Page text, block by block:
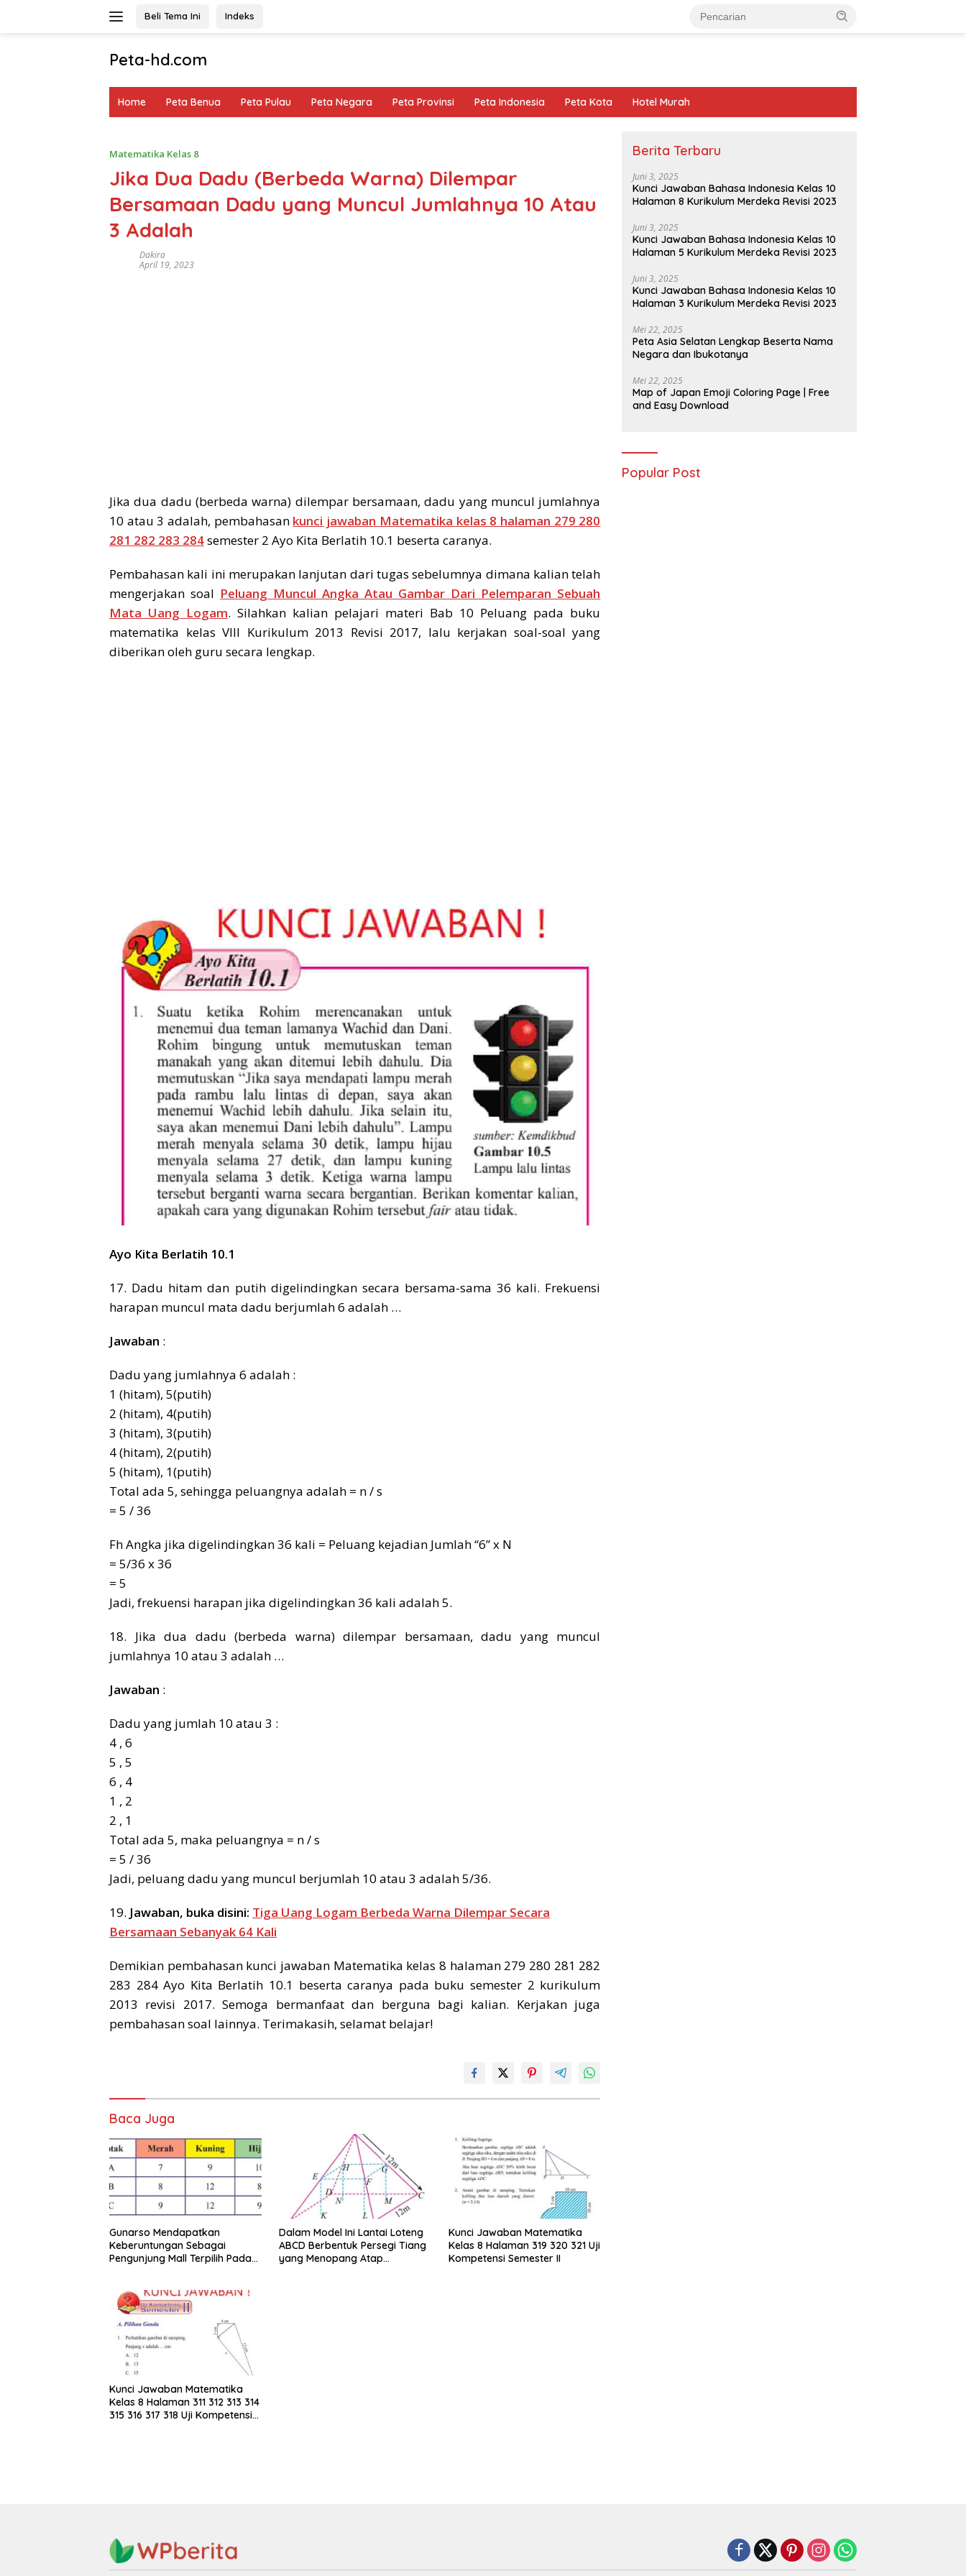
Beli Tema Ini Indeks
Peta-hd.com
Gambar
Home Peta Benua Peta Pulau Peta Negara Peta Provinsi Peta Indonesia Peta Kota Hotel Murah
Matematika Kelas 8
Jika Dua Dadu (Berbeda Warna) Dilempar
Bersamaan Dadu yang Muncul Jumlahnya 10 Atau
3 Adalah
Dakira
April 19, 2023
Jika dua dadu (berbeda warna) dilempar bersamaan, dadu yang muncul jumlahnya
10 atau 3 adalah, pembahasan kunci jawaban Matematika kelas 8 halaman 279 280
281 282 283 284semester 2 Ayo Kita Berlatih 10.1 beserta caranya.
Pembahasan kali ini merupakan lanjutan dari tugas sebelumnya dimana kalian telah
mengerjakan soal Peluang Muncul Angka Atau Gambar Dari Pelemparan Sebuah
Mata Uang Logam. Silahkan kalian pelajari materi Bab 10 Peluang pada buku
matematika kelas VIII Kurikulum 2013 Revisi 2017, lalu kerjakan soal-soal yang
diberikan oleh guru secara lengkap.
Ayo Kita Berlatih 10.1
17. Dadu hitam dan putih digelindingkan secara bersama-sama 36 kali. Frekuensi
harapan muncul mata dadu berjumlah 6 adalah …
Jawaban :
Dadu yang jumlahnya 6 adalah :
1 (hitam), 5(putih)
2 (hitam), 4(putih)
3 (hitam), 3(putih)
4 (hitam), 2(putih)
5 (hitam), 1(putih)
Total ada 5, sehingga peluangnya adalah = n / s
= 5 / 36
Fh Angka jika digelindingkan 36 kali = Peluang kejadian Jumlah “6” x N
= 5/36 x 36
= 5
Jadi, frekuensi harapan jika digelindingkan 36 kali adalah 5.
18. Jika dua dadu (berbeda warna) dilempar bersamaan, dadu yang muncul
jumlahnya 10 atau 3 adalah …
Jawaban :
Dadu yang jumlah 10 atau 3 :
4 , 6
5 , 5
6 , 4
1 , 2
2 , 1
Total ada 5, maka peluangnya = n / s
= 5 / 36
Jadi, peluang dadu yang muncul berjumlah 10 atau 3 adalah 5/36.
19. Jawaban, buka disini: Tiga Uang Logam Berbeda Warna Dilempar Secara
Bersamaan Sebanyak 64 Kali
Demikian pembahasan kunci jawaban Matematika kelas 8 halaman 279 280 281 282
283 284 Ayo Kita Berlatih 10.1 beserta caranya pada buku semester 2 kurikulum
2013 revisi 2017. Semoga bermanfaat dan berguna bagi kalian. Kerjakan juga
pembahasan soal lainnya. Terimakasih, selamat belajar!
Baca Juga
Gunarso Mendapatkan
Keberuntungan Sebagai
Pengunjung Mall Terpilih Pada
Dalam Model Ini Lantai Loteng
ABCD Berbentuk Persegi Tiang
yang Menopang Atap
Kunci Jawaban Matematika
Kelas 8 Halaman 319 320 321 Uji
Kompetensi Semester II
Kunci Jawaban Matematika
Kelas 8 Halaman 311 312 313 314
315 316 317 318 Uji Kompetensi
Berita Terbaru
Juni 3, 2025
Kunci Jawaban Bahasa Indonesia Kelas 10
Halaman 8 Kurikulum Merdeka Revisi 2023
Juni 3, 2025
Kunci Jawaban Bahasa Indonesia Kelas 10
Halaman 5 Kurikulum Merdeka Revisi 2023
Juni 3, 2025
Kunci Jawaban Bahasa Indonesia Kelas 10
Halaman 3 Kurikulum Merdeka Revisi 2023
Mei 22, 2025
Peta Asia Selatan Lengkap Beserta Nama
Negara dan Ibukotanya
Mei 22, 2025
Map of Japan Emoji Coloring Page | Free
and Easy Download
Popular Post